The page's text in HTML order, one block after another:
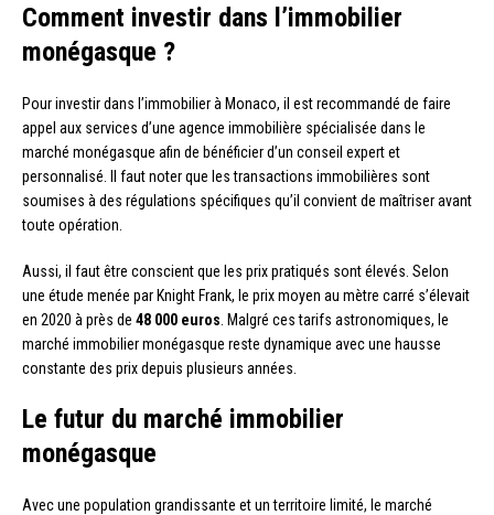
Comment investir dans l’immobilier
monégasque ?
Pour investir dans l’immobilier à Monaco, il est recommandé de faire
appel aux services d’une agence immobilière spécialisée dans le
marché monégasque afin de bénéficier d’un conseil expert et
personnalisé. Il faut noter que les transactions immobilières sont
soumises à des régulations spécifiques qu’il convient de maîtriser avant
toute opération.
Aussi, il faut être conscient que les prix pratiqués sont élevés. Selon
une étude menée par Knight Frank, le prix moyen au mètre carré s’élevait
en 2020 à près de 48 000 euros . Malgré ces tarifs astronomiques, le
marché immobilier monégasque reste dynamique avec une hausse
constante des prix depuis plusieurs années.
Le futur du marché immobilier
monégasque
Avec une population grandissante et un territoire limité, le marché